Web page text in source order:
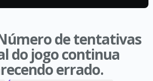
de tentativas
do jogo continua
errado.